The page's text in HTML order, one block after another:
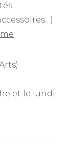
et le lundi